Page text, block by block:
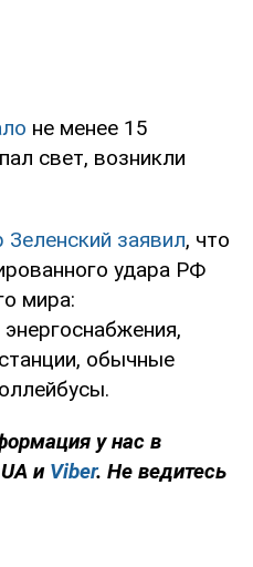
не менее 15
свет, возникли
заявил, что
удара РФ
мира:
обычные
у нас в
и Viber. Не ведитесь